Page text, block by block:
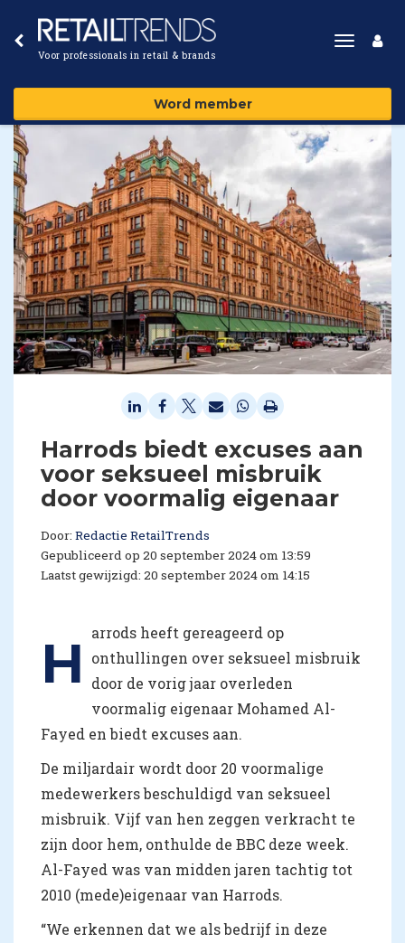
Voor professionals in retail & brands
Toggle
Word member
Harrods biedt excuses aan
voor seksueel misbruik
door voormalig eigenaar
Door: Redactie RetailTrends
Gepubliceerd op 20 september 2024 om 13:59
Laatst gewijzigd: 20 september 2024 om 14:15
H
arrods heeft gereageerd op
onthullingen over seksueel misbruik
door de vorig jaar overleden
voormalig eigenaar Mohamed Al-
Fayed en biedt excuses aan.
De miljardair wordt door 20 voormalige
medewerkers beschuldigd van seksueel
misbruik. Vijf van hen zeggen verkracht te
zijn door hem, onthulde de BBC deze week.
Al-Fayed was van midden jaren tachtig tot
2010 (mede)eigenaar van Harrods.
“We erkennen dat we als bedrijf in deze